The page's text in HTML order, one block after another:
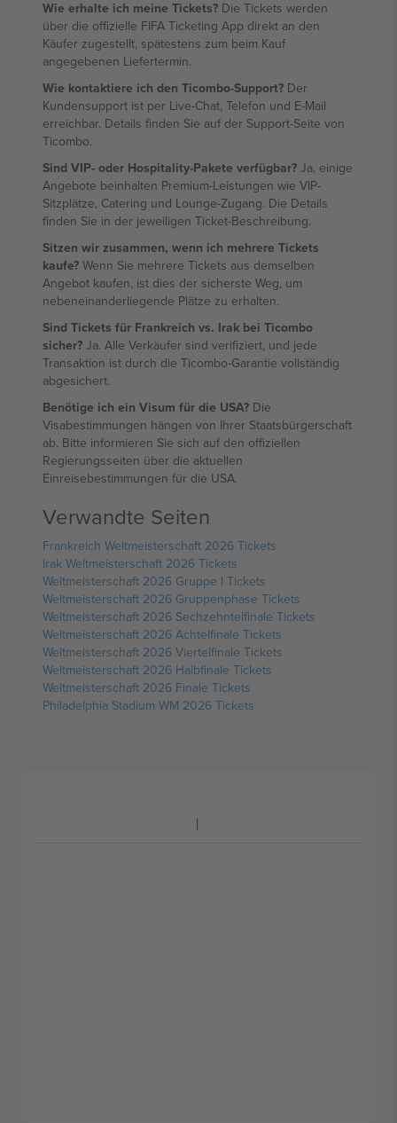
Wie erhalte ich meine Tickets? Die Tickets werden
über die offizielle FIFA Ticketing App direkt an den
Käufer zugestellt, spätestens zum beim Kauf
angegebenen Liefertermin.
Wie kontaktiere ich den Ticombo-Support? Der
Kundensupport ist per Live-Chat, Telefon und E-Mail
erreichbar. Details finden Sie auf der Support-Seite von
Ticombo.
Sind VIP- oder Hospitality-Pakete verfügbar? Ja, einige
Angebote beinhalten Premium-Leistungen wie VIP-
Sitzplätze, Catering und Lounge-Zugang. Die Details
finden Sie in der jeweiligen Ticket-Beschreibung.
Sitzen wir zusammen, wenn ich mehrere Tickets
kaufe? Wenn Sie mehrere Tickets aus demselben
Angebot kaufen, ist dies der sicherste Weg, um
nebeneinanderliegende Plätze zu erhalten.
Sind Tickets für Frankreich vs. Irak bei Ticombo
sicher? Ja. Alle Verkäufer sind verifiziert, und jede
Transaktion ist durch die Ticombo-Garantie vollständig
abgesichert.
Benötige ich ein Visum für die USA? Die
Visabestimmungen hängen von Ihrer Staatsbürgerschaft
ab. Bitte informieren Sie sich auf den offiziellen
Regierungsseiten über die aktuellen
Einreisebestimmungen für die USA.
Verwandte Seiten
Frankreich Weltmeisterschaft 2026 Tickets
Irak Weltmeisterschaft 2026 Tickets
Weltmeisterschaft 2026 Gruppe I Tickets
Weltmeisterschaft 2026 Gruppenphase Tickets
Weltmeisterschaft 2026 Sechzehntelfinale Tickets
Weltmeisterschaft 2026 Achtelfinale Tickets
Weltmeisterschaft 2026 Viertelfinale Tickets
Weltmeisterschaft 2026 Halbfinale Tickets
Weltmeisterschaft 2026 Finale Tickets
Philadelphia Stadium WM 2026 Tickets